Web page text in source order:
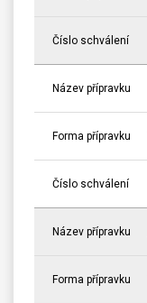
Číslo schválení
Název přípravku
Forma přípravku
Číslo schválení
Název přípravku
Forma přípravku